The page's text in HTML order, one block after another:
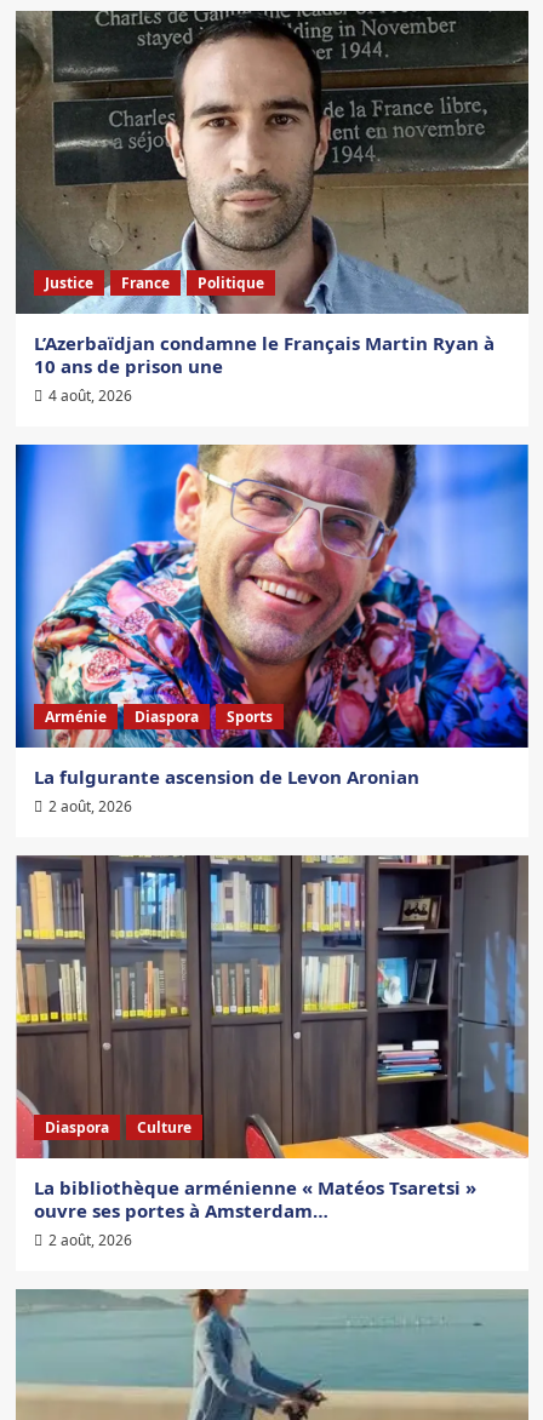
Justice France Politique
L’Azerbaïdjan condamne le Français Martin Ryan à
10 ans de prison une
4 août, 2026
Arménie Diaspora Sports
La fulgurante ascension de Levon Aronian
2 août, 2026
Diaspora Culture
La bibliothèque arménienne « Matéos Tsaretsi »
ouvre ses portes à Amsterdam…
2 août, 2026